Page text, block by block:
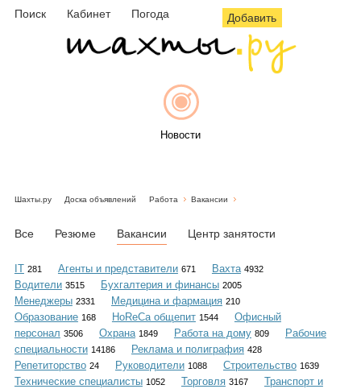
Поиск Кабинет Погода Добавить
Новости
Объявления
Каталог
Шахты.ру Доска объявлений Работа Вакансии
Все Резюме Вакансии Центр занятости
IT 281 Агенты и представители 671 Вахта 4932
Водители 3515 Бухгалтерия и финансы 2005
Менеджеры 2331 Медицина и фармация 210
Образование 168 HoReCa общепит 1544
Офисный
персонал 3506 Охрана 1849 Работа на дому 809
Рабочие
специальности 14186 Реклама и полиграфия 428
Репетиторство 24 Руководители 1088 Строительство 1639
Технические специалисты 1052 Торговля 3167
Транспорт и